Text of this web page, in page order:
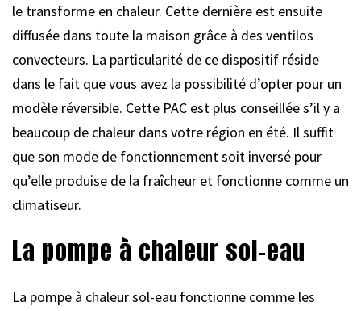
le transforme en chaleur. Cette dernière est ensuite
diffusée dans toute la maison grâce à des ventilos
convecteurs. La particularité de ce dispositif réside
dans le fait que vous avez la possibilité d’opter pour un
modèle réversible. Cette PAC est plus conseillée s’il y a
beaucoup de chaleur dans votre région en été. Il suffit
que son mode de fonctionnement soit inversé pour
qu’elle produise de la fraîcheur et fonctionne comme un
climatiseur.
La pompe à chaleur sol-eau
La pompe à chaleur sol-eau fonctionne comme les